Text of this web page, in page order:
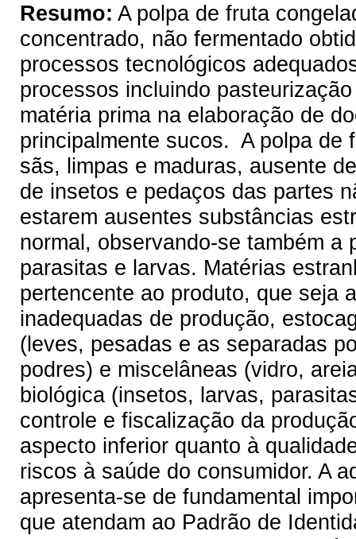
Resumo: A polpa de fruta
concentrado, não fermentado
processos tecnológicos
processos incluindo
matéria prima na elaboração de
principalmente sucos. A polpa de
sãs, limpas e maduras, ausente
de insetos e pedaços das partes
estarem ausentes substâncias
normal, observando-se também
parasitas e larvas. Matérias
pertencente ao produto, que seja
inadequadas de produção,
(leves, pesadas e as separadas
podres) e miscelâneas (vidro,
biológica (insetos, larvas,
controle e fiscalização da
aspecto inferior quanto à
riscos à saúde do consumidor. A
apresenta-se de fundamental
que atendam ao Padrão de